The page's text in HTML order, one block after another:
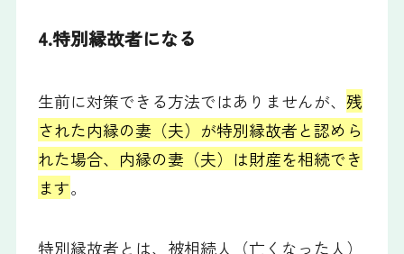
4.特別縁故者になる
生前に対策できる方法ではありませんが、残
された内縁の妻（夫）が特別縁故者と認めら
れた場合、内縁の妻（夫）は財産を相続でき
ます。
特別縁故者とは、被相続人（亡くなった人）